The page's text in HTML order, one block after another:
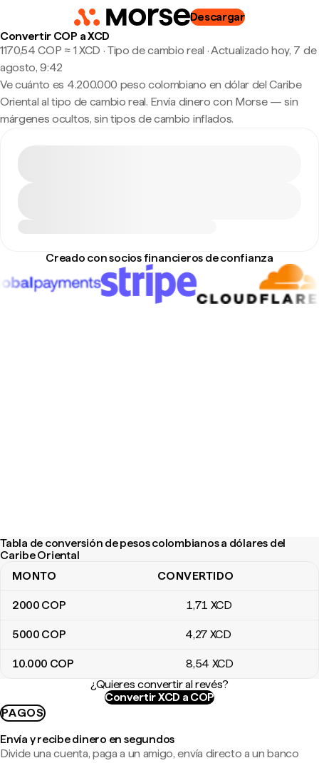
Descargar
Convertir COP a XCD
1170,54 COP ≈ 1 XCD · Tipo de cambio real ·Actualizado hoy, 7 de
agosto, 9:42
Ve cuánto es 4.200.000 peso colombiano en dólar del Caribe
Oriental al tipo de cambio real. Envía dinero con Morse — sin
márgenes ocultos, sin tipos de cambio inflados.
Creado con socios financieros de confianza
Tabla de conversión de pesos colombianos a dólares del
Caribe Oriental
Tabla de conversión de pesos colombianos a dólares del Caribe
MONTO CONVERTIDO
2000 COP 1,71 XCD
5000 COP 4,27 XCD
10.000 COP 8,54 XCD
¿Quieres convertir al revés?
Convertir XCD a COP
PAGOS
Envía y recibe dinero en segundos
Divide una cuenta, paga a un amigo, envía directo a un banco